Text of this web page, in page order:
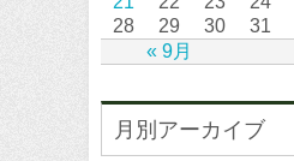
« 9月
28
29 30 31
月別アーカイブ